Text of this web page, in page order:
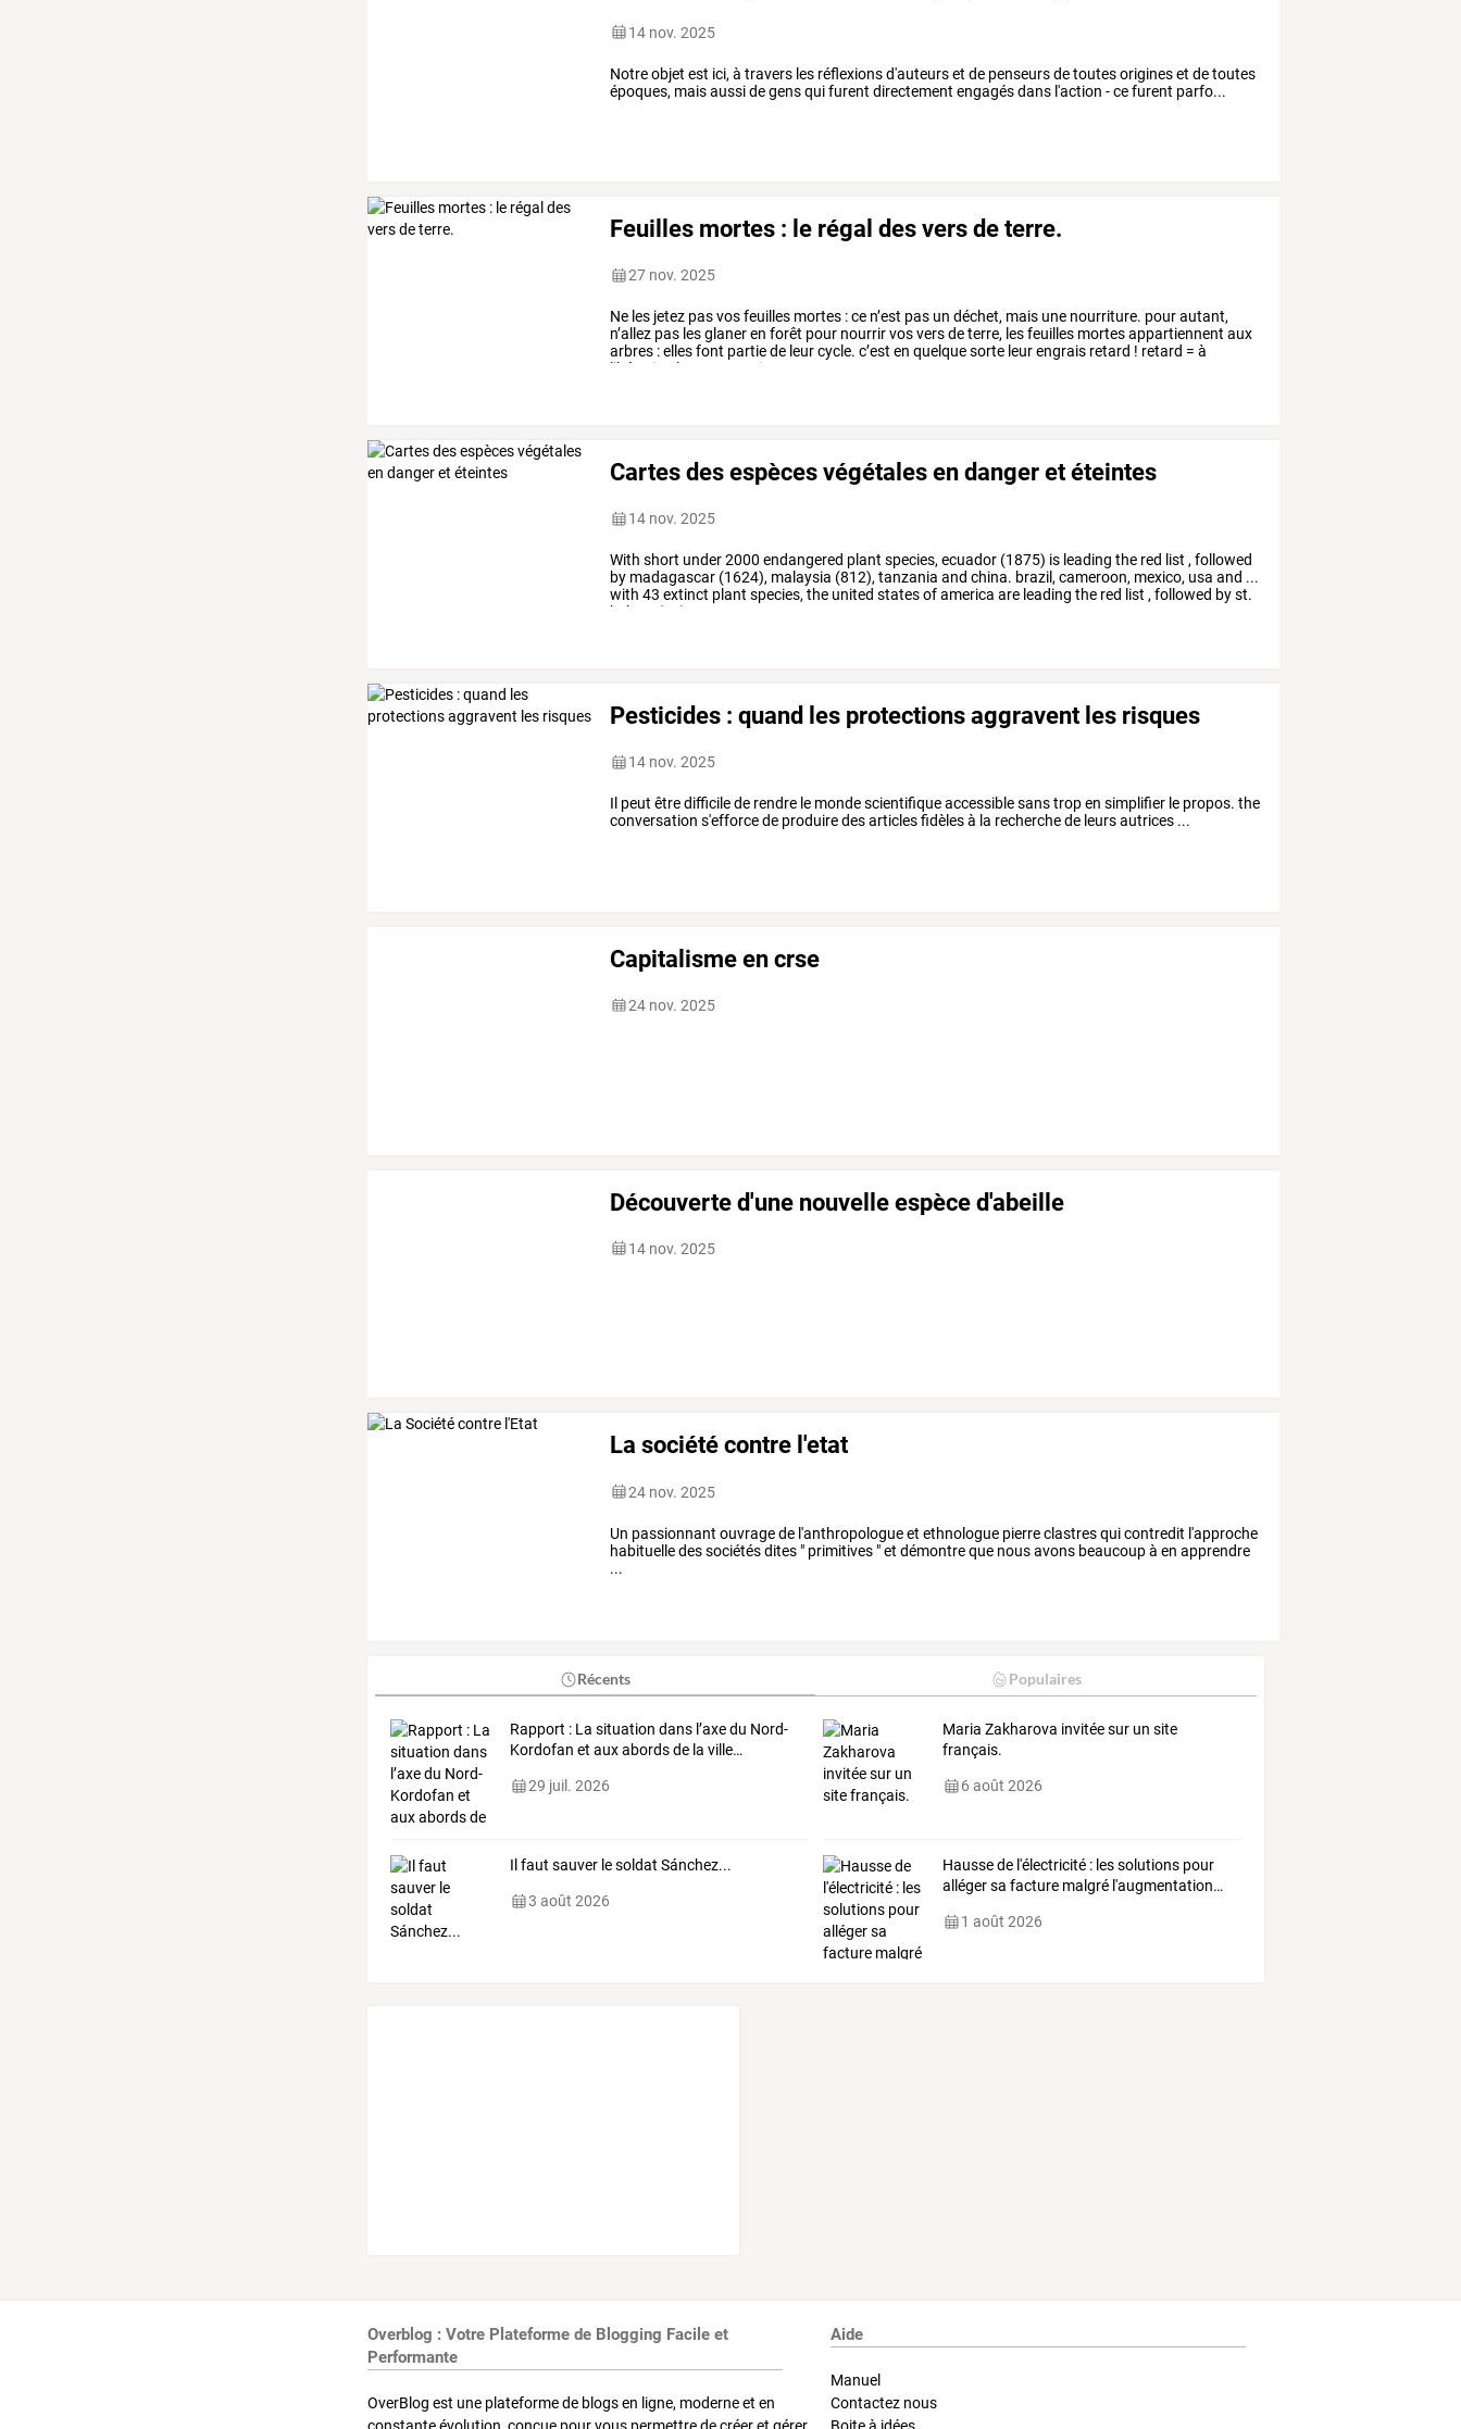
14 nov. 2025
Notre objet est ici, à travers les réflexions d'auteurs et de penseurs de toutes origines et de toutes
époques, mais aussi de gens qui furent directement engagés dans l'action - ce furent parfo...
Feuilles mortes : le régal des vers de terre.
27 nov. 2025
Ne les jetez pasvosfeuilles mortes :ce n’est pas un déchet, mais une nourriture. pourautant,
n’allez pas lesglaneren forêt pour nourrirvosversdeterre, lesfeuilles mortesappartiennent aux
arbres :ellesfont partiede leurcycle. c’est en quelquesorte leurengrais retard ! retard = à
libération
lente, ajuster
Cartes des espèces végétales en danger et éteintes
14 nov. 2025
With short under2000 endangered plant species,ecuador (1875) is leading the red list ,followed
by madagascar (1624), malaysia (812),tanzania and china. brazil,cameroon, mexico, usa and ...
with 43 extinct plant species,the united statesofamerica are leading the red list ,followed byst.
helena
(10),
Pesticides : quand les protections aggravent les risques
14 nov. 2025
Il peut être difficile de rendre le monde scientifique accessible sans trop en simplifier le propos. the
conversation s'efforce de produire des articles fidèles à la recherche de leurs autrices ...
Capitalisme en crse
24 nov. 2025
Découverte d'une nouvelle espèce d'abeille
14 nov. 2025
La société contre l'etat
24 nov. 2025
Un passionnant ouvrage de l'anthropologue et ethnologue pierre clastres qui contredit l'approche
habituelle des sociétés dites " primitives " et démontre que nous avons beaucoup à en apprendre
...
Récents Populaires
Rapport :La situation dansl’axedu Nord-
Kordofan et auxabordsdela ville…
29 juil. 2026
Maria Zakharova invitée sur un site
français.
6 août 2026
Il faut sauver le soldat Sánchez...
3 août 2026
Haussede l'électricité : lessolutions pour
allégersa facture malgré l'augmentation…
1 août 2026
Overblog : Votre Plateforme de Blogging Facile et
Performante
OverBlog est une plateforme de blogs en ligne, moderne et en
Aide
Manuel
Contactez nous